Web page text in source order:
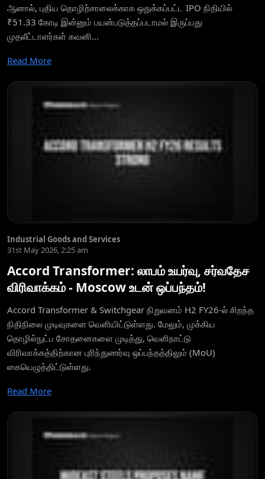
ஆனால், புதிய தொழிற்சாலைக்காக ஒதுக்கப்பட்ட IPO நிதியில்
₹51.33 கோடி இன்னும் பயன்படுத்தப்படாமல் இருப்பது
முதலீட்டாளர்கள் கவனி...
Read More
Industrial Goods and Services
31st May 2026, 2:25 am
Accord Transformer: லாபம் உயர்வு, சர்வதேச
விரிவாக்கம் - Moscow உடன் ஒப்பந்தம்!
Accord Transformer & Switchgear நிறுவனம் H2 FY26-ல் சிறந்த
நிதிநிலை முடிவுகளை வெளியிட்டுள்ளது. மேலும், முக்கிய
தொழில்நுட்ப சோதனைகளை முடித்து, வெளிநாட்டு
விரிவாக்கத்திற்கான புரிந்துணர்வு ஒப்பந்தத்திலும் (MoU)
கையெழுத்திட்டுள்ளது.
Read More